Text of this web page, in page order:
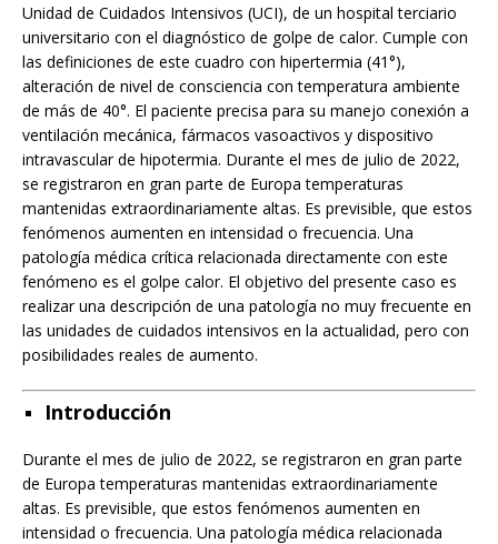
Unidad de Cuidados Intensivos (UCI), de un hospital terciario
universitario con el diagnóstico de golpe de calor. Cumple con
las definiciones de este cuadro con hipertermia (41°),
alteración de nivel de consciencia con temperatura ambiente
de más de 40°. El paciente precisa para su manejo conexión a
ventilación mecánica, fármacos vasoactivos y dispositivo
intravascular de hipotermia. Durante el mes de julio de 2022,
se registraron en gran parte de Europa temperaturas
mantenidas extraordinariamente altas. Es previsible, que estos
fenómenos aumenten en intensidad o frecuencia. Una
patología médica crítica relacionada directamente con este
fenómeno es el golpe calor. El objetivo del presente caso es
realizar una descripción de una patología no muy frecuente en
las unidades de cuidados intensivos en la actualidad, pero con
posibilidades reales de aumento.
Introducción
Durante el mes de julio de 2022, se registraron en gran parte
de Europa temperaturas mantenidas extraordinariamente
altas. Es previsible, que estos fenómenos aumenten en
intensidad o frecuencia. Una patología médica relacionada